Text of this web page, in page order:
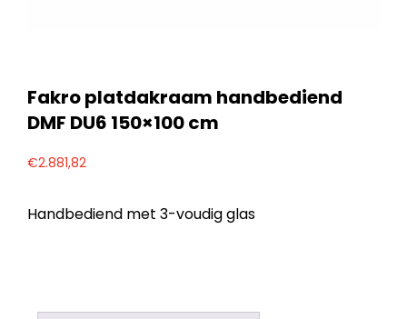
Fakro platdakraam handbediend
DMF DU6 150×100 cm
€2.881,82
Handbediend met 3-voudig glas